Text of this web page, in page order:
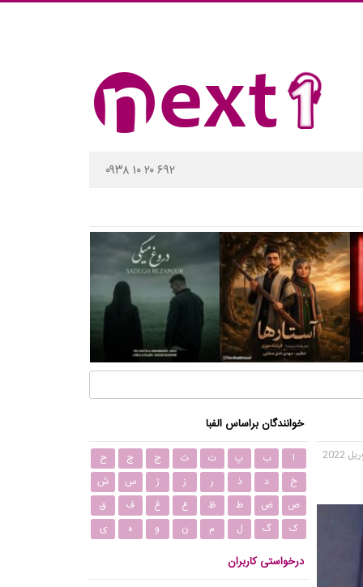
۰۹۳۸ ۱۰ ۲۰ ۶۹۲
خوانندگان براساس الفبا
ا ب پ ت ث ج چ
ح
خ
د ذ ر ز ژ س
ش
ص
ض ط ظ ع غ ف
ق
ک
گ ل م ن و ه ی
درخواستی کاربران